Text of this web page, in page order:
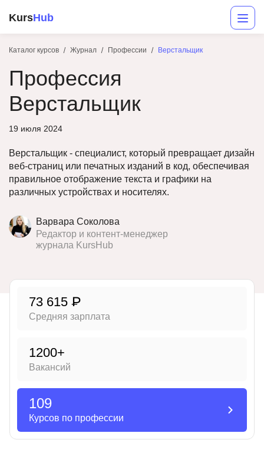
KursHub
Каталог курсов Журнал Профессии Верстальщик
Профессия
Верстальщик
19 июля 2024
Верстальщик - специалист, который превращает дизайн
веб-страниц или печатных изданий в код, обеспечивая
правильное отображение текста и графики на
различных устройствах и носителях.
Варвара Соколова
Редактор и контент-менеджер
журнала KursHub
73 615 ₽
Средняя зарплата
1200+
Вакансий
109
Курсов по профессии
Разработка
Маркетинг
Аналитика
Иностранные языки
Soft Skills
Детям
Акции и промокоды
Рейтинг онлайн-школ